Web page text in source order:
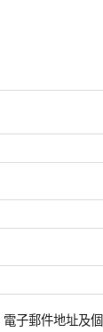
子郵件地址及